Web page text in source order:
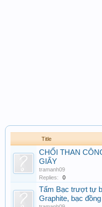
Title
CHỔI THAN
GIẤY
tramanh09
Replies:
0
Tấm Bạc trượt tự
Graphite, bạc